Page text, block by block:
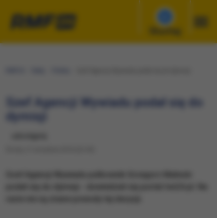
Słuchaj
Szef Agencji Wywiadu podał się do
dymisji